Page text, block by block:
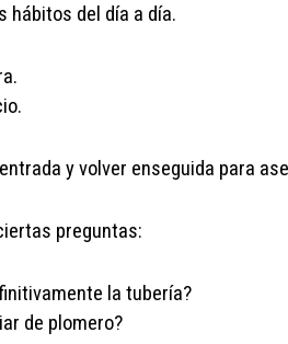
hábitos del día a día.
y volver enseguida para
preguntas:
la tubería?
de plomero?